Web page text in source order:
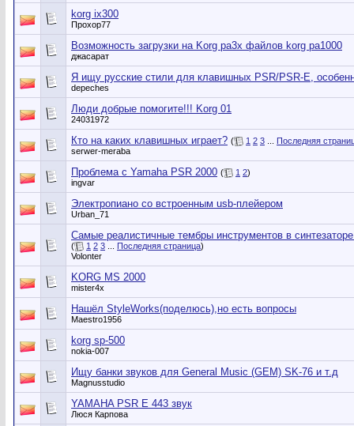
korg ix300
Прохор77
Возможность загрузки на Korg pa3x файлов korg pa1000
джасарат
Я ищу русские стили для клавишных PSR/PSR-E,
depeches
Люди добрые помогите!!! Korg 01
24031972
Кто на каких клавишных играет? ( 1 2 3
Последняя
serwer-meraba
Проблема с Yamaha PSR 2000 ( 1 2)
ingvar
Электропиано со встроенным usb-плейером
Urban_71
Самые реалистичные тембры инструментов в
( 1 2 3 Последняя страница)
Volonter
KORG MS 2000
mister4x
Нашёл StyleWorks(поделюсь),но есть вопросы
Maestro1956
korg sp-500
nokia-007
Ищу банки звуков для General Music (GEM) SK-76 и т.д
Magnusstudio
YAMAHA PSR E 443 звук
Люся Карпова